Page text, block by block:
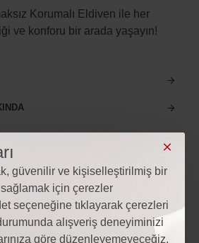
güvenilir ve kişiselleştirilmiş bir
için çerezler
seçeneğine tıklayarak çerezleri
alışveriş deneyiminizi
göre düzenleyemeyeceğiz.
Korumalı Eldiven ile her
ve konforu bir arada yaşayın!
BILGILERI VIDEO